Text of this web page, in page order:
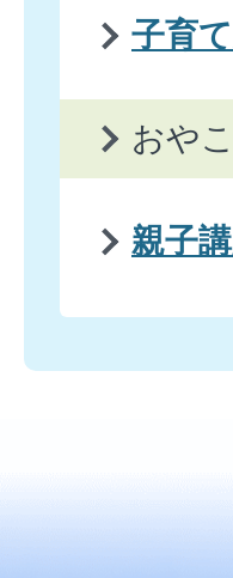
子育
おや
親子